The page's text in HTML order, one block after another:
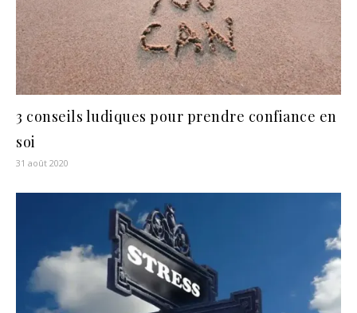
3 conseils ludiques pour prendre confiance en
soi
31 août 2020